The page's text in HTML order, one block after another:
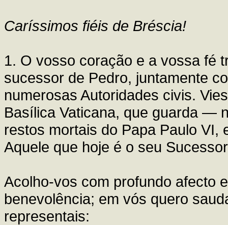
Caríssimos fiéis de Bréscia!
1. O vosso coração e a vossa fé
sucessor de Pedro, juntamente
numerosas Autoridades civis.
Basílica Vaticana, que guarda —
restos mortais do Papa Paulo
Aquele que hoje é o seu
Acolho-vos com profundo afecto
benevolência; em vós quero
representais: